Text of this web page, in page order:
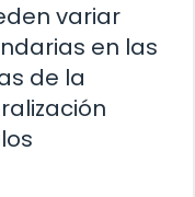
variar
en las
de la